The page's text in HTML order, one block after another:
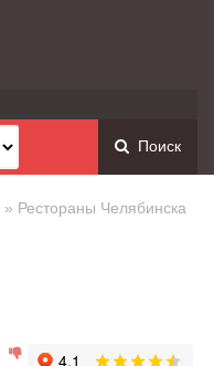
Поиск
» Рестораны Челябинска